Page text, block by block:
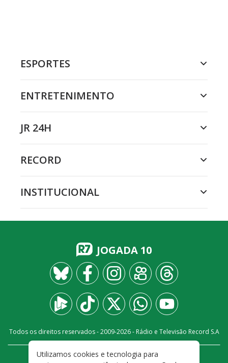
ESPORTES
ENTRETENIMENTO
JR 24H
RECORD
INSTITUCIONAL
JOGADA 10
Todos os direitos reservados - 2009-2026- Rádio e Televisão Record S.A
FALE CONOSCO PRIVACIDADE
Utilizamos cookies e tecnologia para